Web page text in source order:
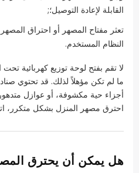
القابلة لإعادة التوصيل؛;
تعثر مفتاح المصهر أو احتراق
النظام المستخدم.
لا تقم بفتح لوحة توزيع كهربائية
ما لم تكن مؤهلاً لذلك. قد تحتوي
أجزاء حية مكشوفة، أو عوازل
احترق مصهر المنزل بشكل متكرر،
هل يمكن أن يحترق